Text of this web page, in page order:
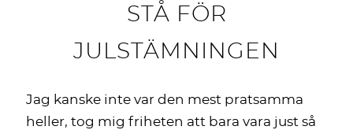
STÅ FÖR
JULSTÄMNINGEN
Jag kanske inte var den mest pratsamma
heller, tog mig friheten att bara vara just så